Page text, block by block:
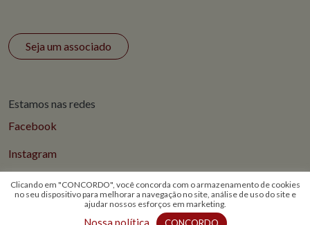
Seja um associado
Estamos nas redes
Facebook
Instagram
© 2026 Todos os direitos reservados - ABS Rio
Clicando em "CONCORDO", você concorda com o armazenamento de cookies
no seu dispositivo para melhorar a navegação no site, análise de uso do site e
ajudar nossos esforços em marketing.
Nossa política